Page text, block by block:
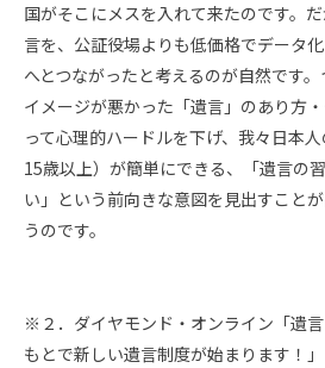
国がそこにメスを入れて来たのです。
言を、公証役場よりも低価格でデータ
へとつながったと考えるのが自然です
イメージが悪かった「遺言」のあり方
って心理的ハードルを下げ、我々日本
15歳以上）が簡単にできる、「遺言の
い」という前向きな意図を見出すこと
うのです。
※２．ダイヤモンド・オンライン「遺
もとで新しい遺言制度が始まります！」